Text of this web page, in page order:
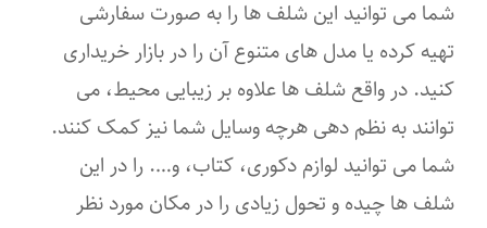
شما می توانید این شلف ها را به صورت سفارشی
تهیه کرده یا مدل های متنوع آن را در بازار خریداری
کنید. در واقع شلف ها علاوه بر زیبایی محیط، می
توانند به نظم دهی هرچه وسایل شما نیز کمک کنند.
شما می توانید لوازم دکوری، کتاب، و…. را در این
شلف ها چیده و تحول زیادی را در مکان مورد نظر